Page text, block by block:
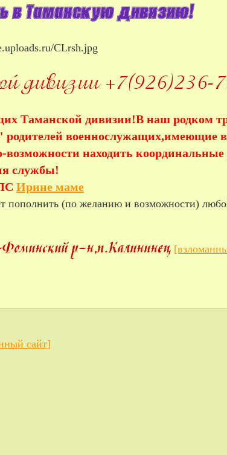
Таманской дивизии!В наш родком
военнослужащих,имеющие
находить
службы!
Ирине маме
пополнить (по желанию и возможности)
сайт]